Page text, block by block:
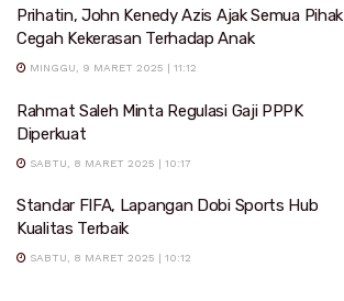
Prihatin, John Kenedy Azis Ajak Semua Pihak
Cegah Kekerasan Terhadap Anak
MINGGU, 9 MARET 2025 | 11:12
Rahmat Saleh Minta Regulasi Gaji PPPK
Diperkuat
SABTU, 8 MARET 2025 | 10:17
Standar FIFA, Lapangan Dobi Sports Hub
Kualitas Terbaik
SABTU, 8 MARET 2025 | 10:12